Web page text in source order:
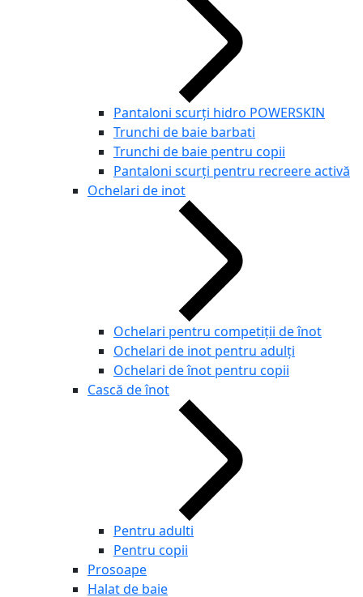
Pantaloni scurți hidro POWERSKIN
Trunchi de baie barbati
Trunchi de baie pentru copii
Pantaloni scurți pentru recreere activă
Ochelari de inot
Ochelari pentru competiţii de înot
Ochelari de inot pentru adulți
Ochelari de înot pentru copii
Cască de înot
Pentru adulti
Pentru copii
Prosoape
Halat de baie